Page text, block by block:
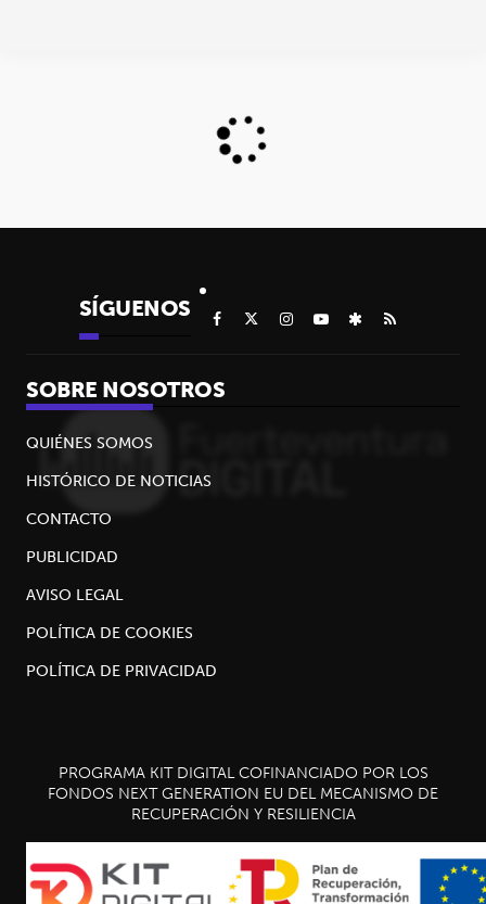
SÍGUENOS
SOBRE NOSOTROS
QUIÉNES SOMOS
HISTÓRICO DE NOTICIAS
CONTACTO
PUBLICIDAD
AVISO LEGAL
POLÍTICA DE COOKIES
POLÍTICA DE PRIVACIDAD
PROGRAMA KIT DIGITAL COFINANCIADO POR LOS
FONDOS NEXT GENERATION EU DEL MECANISMO DE
RECUPERACIÓN Y RESILIENCIA